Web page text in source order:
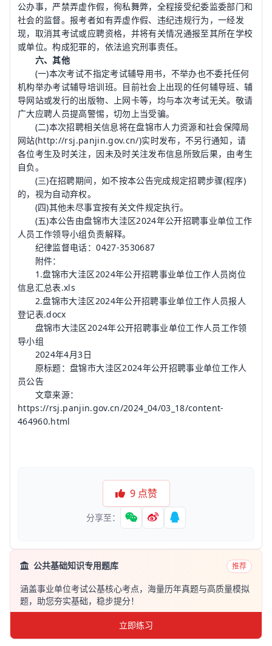
公办事，严禁弄虚作假，徇私舞弊，全程接受纪委监委部门和
社会的监督。报考者如有弄虚作假、违纪违规行为，一经发
现，取消其考试或应聘资格，并将有关情况通报至其所在学校
或单位。构成犯罪的，依法追究刑事责任。
六、其他
(一)本次考试不指定考试辅导用书，不举办也不委托任何
机构举办考试辅导培训班。目前社会上出现的任何辅导班、辅
导网站或发行的出版物、上网卡等，均与本次考试无关。敬请
广大应聘人员提高警惕，切勿上当受骗。
(二)本次招聘相关信息将在盘锦市人力资源和社会保障局
网站(http://rsj.panjin.gov.cn/)实时发布，不另行通知，请
各位考生及时关注，因未及时关注发布信息所致后果，由考生
自负。
(三)在招聘期间，如不按本公告完成规定招聘步骤(程序)
的，视为自动弃权。
(四)其他未尽事宜按有关文件规定执行。
(五)本公告由盘锦市大洼区2024年公开招聘事业单位工作
人员工作领导小组负责解释。
纪律监督电话：0427-3530687
附件：
1.盘锦市大洼区2024年公开招聘事业单位工作人员岗位
信息汇总表.xls
2.盘锦市大洼区2024年公开招聘事业单位工作人员报人
登记表.docx
盘锦市大洼区2024年公开招聘事业单位工作人员工作领
导小组
2024年4月3日
原标题：盘锦市大洼区2024年公开招聘事业单位工作人
员公告
文章来源：
https://rsj.panjin.gov.cn/2024_04/03_18/content-
464960.html
9 点赞
分享至：
公共基础知识专用题库 推荐
涵盖事业单位考试公基核心考点，海量历年真题与高质量模拟
题，助您夯实基础，稳步提分！
立即练习